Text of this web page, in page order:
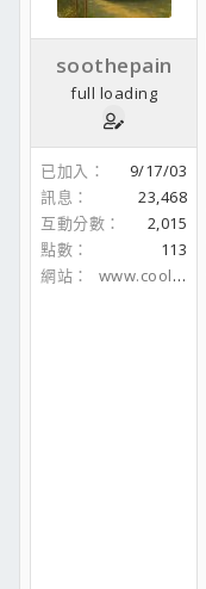
soothepain
full loading
已加入
9/17/03
訊息
23,468
互動分數
2,015
點數
113
網站
www.coolaler.com